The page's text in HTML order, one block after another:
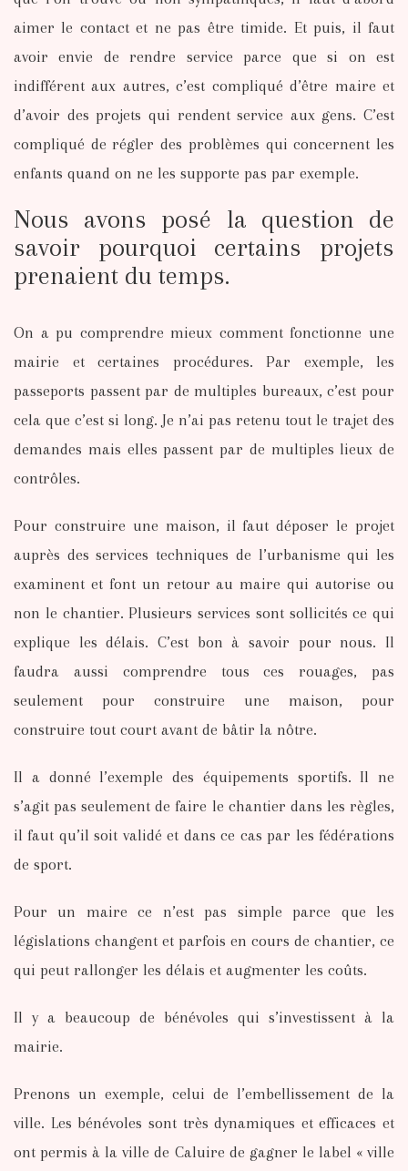
aimer le contact et ne pas être timide. Et puis, il faut
avoir envie de rendre service parce que si on est
indifférent aux autres, c’est compliqué d’être maire et
d’avoir des projets qui rendent service aux gens. C’est
compliqué de régler des problèmes qui concernent les
enfants quand on ne les supporte pas par exemple.
Nous avons posé la question de
savoir pourquoi certains projets
prenaient du temps.
On a pu comprendre mieux comment fonctionne une
mairie et certaines procédures. Par exemple, les
passeports passent par de multiples bureaux, c’est pour
cela que c’est si long. Je n’ai pas retenu tout le trajet des
demandes mais elles passent par de multiples lieux de
contrôles.
Pour construire une maison, il faut déposer le projet
auprès des services techniques de l’urbanisme qui les
examinent et font un retour au maire qui autorise ou
non le chantier. Plusieurs services sont sollicités ce qui
explique les délais. C’est bon à savoir pour nous. Il
faudra aussi comprendre tous ces rouages, pas
seulement pour construire une maison, pour
construire tout court avant de bâtir la nôtre.
Il a donné l’exemple des équipements sportifs. Il ne
s’agit pas seulement de faire le chantier dans les règles,
il faut qu’il soit validé et dans ce cas par les fédérations
de sport.
Pour un maire ce n’est pas simple parce que les
législations changent et parfois en cours de chantier, ce
qui peut rallonger les délais et augmenter les coûts.
Il y a beaucoup de bénévoles qui s’investissent à la
mairie.
Prenons un exemple, celui de l’embellissement de la
ville. Les bénévoles sont très dynamiques et efficaces et
ont permis à la ville de Caluire de gagner le label « ville